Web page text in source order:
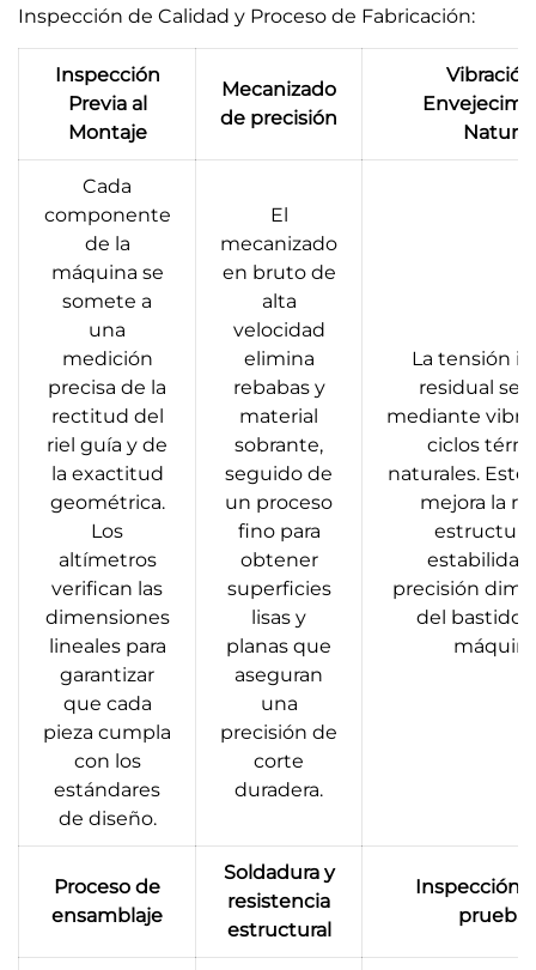
Inspección de Calidad y Proceso de Fabricación:
Inspección
Previa al
Montaje
Mecanizado
de precisión
Natural
Cada
componente
de la
máquina se
somete a
una
medición
precisa de la
rectitud del
riel guía y de
la exactitud
geométrica.
Los
altímetros
verifican las
dimensiones
lineales para
garantizar
que cada
pieza cumpla
con los
estándares
de diseño.
El
mecanizado
en bruto de
alta
velocidad
elimina
rebabas y
material
sobrante,
seguido de
un proceso
fino para
obtener
superficies
lisas y
planas que
aseguran
una
precisión de
corte
duradera.
La tensión
residual se
mediante
ciclos
naturales. Este
mejora la
estabilidad
precisión
del bastidor
Proceso de
ensamblaje
Soldadura y
resistencia
estructural
Inspección
pruebas